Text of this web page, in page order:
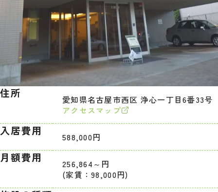
住所
愛知県名古屋市西区 浄心一丁目6番33号
アクセスマップ
入居費用 588,000円
月額費用
256,864～円
(家賃：98,000円)